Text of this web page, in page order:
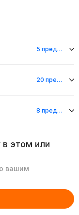
5 предложений
20 предложений
8 предложений
этом или
вашим